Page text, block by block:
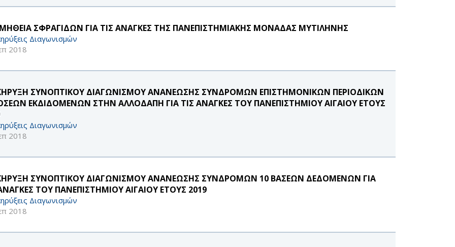
ΣΦΡΑΓΙΔΩΝ ΓΙΑ ΤΙΣ ΑΝΑΓΚΕΣ ΤΗΣ ΠΑΝΕΠΙΣΤΗΜΙΑΚΗΣ ΜΟΝΑΔΑΣ ΜΥΤΙΛΗΝΗΣ
Διαγωνισμών
2018
ΣΥΝΟΠΤΙΚΟΥ ΔΙΑΓΩΝΙΣΜΟΥ ΑΝΑΝΕΩΣΗΣ ΣΥΝΔΡΟΜΩΝ ΕΠΙΣΤΗΜΟΝΙΚΩΝ ΠΕΡΙΟΔΙΚΩΝ
ΕΚΔΙΔΟΜΕΝΩΝ ΣΤΗΝ ΑΛΛΟΔΑΠΗ ΓΙΑ ΤΙΣ ΑΝΑΓΚΕΣ ΤΟΥ ΠΑΝΕΠΙΣΤΗΜΙΟΥ ΑΙΓΑΙΟΥ ΕΤΟΥΣ
Διαγωνισμών
2018
ΣΥΝΟΠΤΙΚΟΥ ΔΙΑΓΩΝΙΣΜΟΥ ΑΝΑΝΕΩΣΗΣ ΣΥΝΔΡΟΜΩΝ 10 ΒΑΣΕΩΝ ΔΕΔΟΜΕΝΩΝ ΓΙΑ
ΤΟΥ ΠΑΝΕΠΙΣΤΗΜΙΟΥ ΑΙΓΑΙΟΥ ΕΤΟΥΣ 2019
Διαγωνισμών
2018